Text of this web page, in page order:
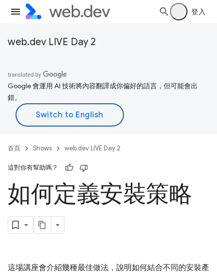
登入
web.dev LIVE Day 2
Google 會運用 AI 技術將內容翻譯成你偏好的語言，但可能會出
錯。
首頁 Shows web.dev LIVE Day 2
這對你有幫助嗎？
如何定義安裝策略
這場講座會介紹幾種最佳做法，說明如何結合不同的安裝產